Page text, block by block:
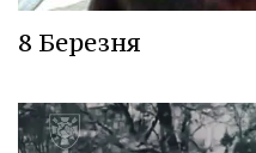
8 Березня